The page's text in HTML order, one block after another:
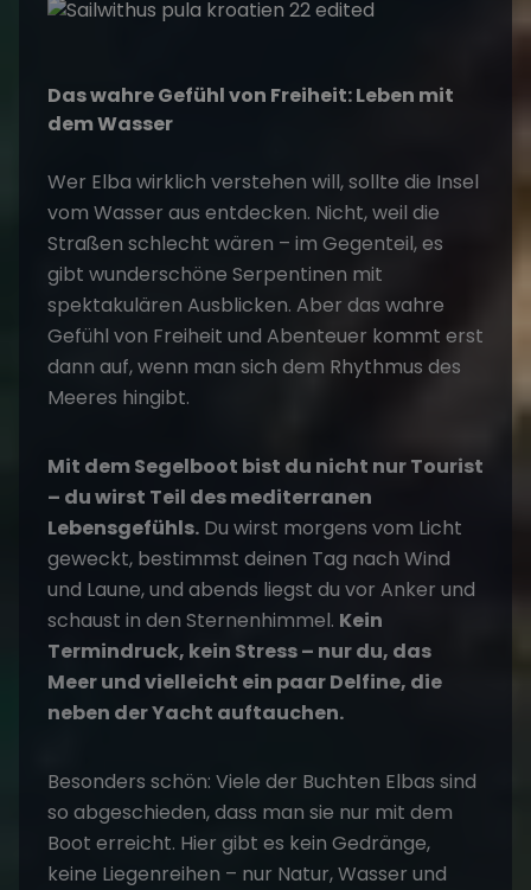
Das wahre Gefühl von Freiheit: Leben mit
dem Wasser
Wer Elba wirklich verstehen will, sollte die Insel
vom Wasser aus entdecken. Nicht, weil die
Straßen schlecht wären – im Gegenteil, es
gibt wunderschöne Serpentinen mit
spektakulären Ausblicken. Aber das wahre
Gefühl von Freiheit und Abenteuer kommt erst
dann auf, wenn man sich dem Rhythmus des
Meeres hingibt.
Mit dem Segelboot bist du nicht nur Tourist
– du wirst Teil des mediterranen
Lebensgefühls. Du wirst morgens vom Licht
geweckt, bestimmst deinen Tag nach Wind
und Laune, und abends liegst du vor Anker und
schaust in den Sternenhimmel. Kein
Termindruck, kein Stress – nur du, das
Meer und vielleicht ein paar Delfine, die
neben der Yacht auftauchen.
Besonders schön: Viele der Buchten Elbas sind
so abgeschieden, dass man sie nur mit dem
Boot erreicht. Hier gibt es kein Gedränge,
keine Liegenreihen – nur Natur, Wasser und